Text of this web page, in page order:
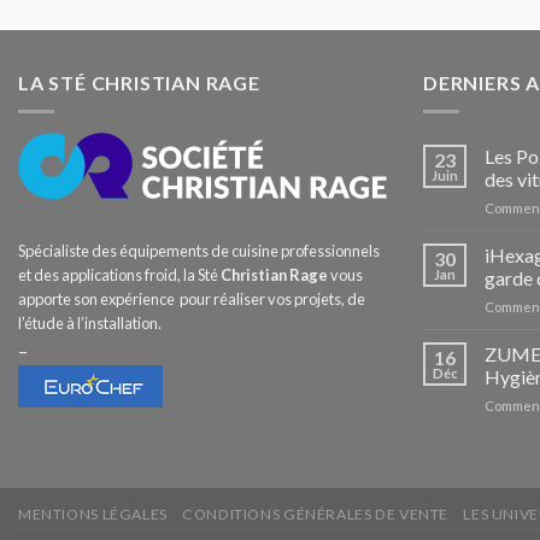
LA STÉ CHRISTIAN RAGE
Spécialiste des équipements de cuisine professionnels
et des applications froid, la StéChristian Ragevous
apporte son expérience pour réaliser vos projets, de
l’étude à l’installation.
–
DERNIERS
23
Juin
Les
des
30
Jan
garde
16
Déc
MENTIONS LÉGALES CONDITIONS GÉNÉRALES DE VENTE LES